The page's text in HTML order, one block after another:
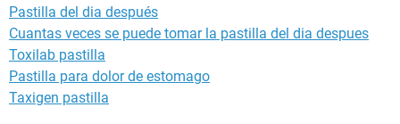
Pastilla del dia después
Cuantas veces se puede tomar la pastilla del dia despues
Toxilab pastilla
Pastilla para dolor de estomago
Taxigen pastilla